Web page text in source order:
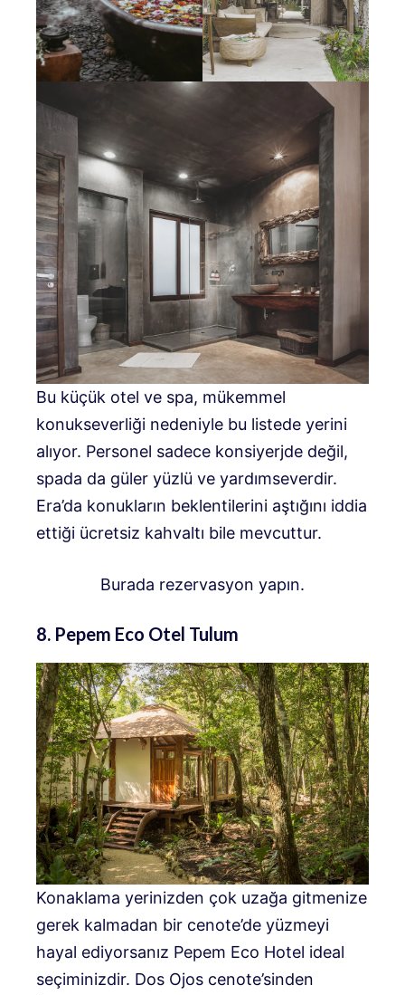
Bu küçük otel ve spa, mükemmel
konukseverliği nedeniyle bu listede yerini
alıyor. Personel sadece konsiyerjde değil,
spada da güler yüzlü ve yardımseverdir.
Era’da konukların beklentilerini aştığını iddia
ettiği ücretsiz kahvaltı bile mevcuttur.
Burada rezervasyon yapın.
8. Pepem Eco Otel Tulum
Konaklama yerinizden çok uzağa gitmenize
gerek kalmadan bir cenote’de yüzmeyi
hayal ediyorsanız Pepem Eco Hotel ideal
seçiminizdir. Dos Ojos cenote’sinden